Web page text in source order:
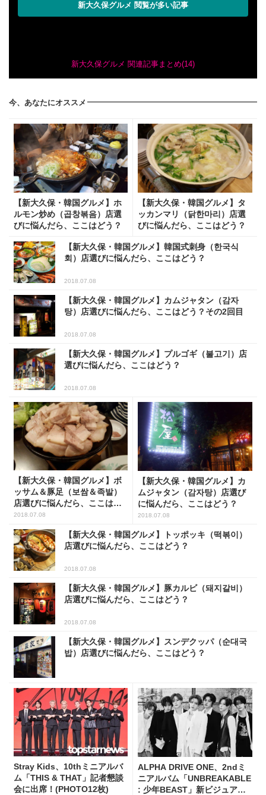
新大久保グルメ 閲覧が多い記事
新大久保グルメ 関連記事まとめ(14)
今、あなたにオススメ
【新大久保・韓国グルメ】ホ
ルモン炒め（곱창볶음）店選
びに悩んだら、ここはどう？
【新大久保・韓国グルメ】タ
ッカンマリ（닭한마리）店選
びに悩んだら、ここはどう？
【新大久保・韓国グルメ】韓国式刺身（한국식
회）店選びに悩んだら、ここはどう？
2018.07.08
【新大久保・韓国グルメ】カムジャタン（감자
탕）店選びに悩んだら、ここはどう？その2回目
2018.07.08
【新大久保・韓国グルメ】プルゴギ（불고기）店
選びに悩んだら、ここはどう？
2018.07.08
【新大久保・韓国グルメ】ボ
ッサム＆豚足（보쌈＆족발）
店選びに悩んだら、ここはど
う？
2018.07.08
【新大久保・韓国グルメ】カ
ムジャタン（감자탕）店選び
に悩んだら、ここはどう？
2018.07.08
【新大久保・韓国グルメ】トッポッキ（떡볶이）
店選びに悩んだら、ここはどう？
2018.07.08
【新大久保・韓国グルメ】豚カルビ（돼지갈비）
店選びに悩んだら、ここはどう？
2018.07.08
【新大久保・韓国グルメ】スンデクッパ（순대국
밥）店選びに悩んだら、ここはどう？
Stray Kids、10thミニアルバ
ム「THIS & THAT」記者懇談
会に出席！(PHOTO12枚)
ALPHA DRIVE ONE、2ndミ
ニアルバム「UNBREAKABLE
: 少年BEAST」新ビジュアル